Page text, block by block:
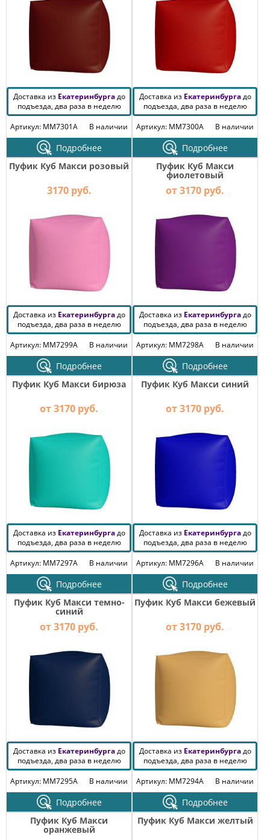
Доставка из Екатеринбургадо
подъезда, два раза в неделю
Артикул: MM7301A
В наличии
Подробнее
Доставка из Екатеринбургадо
подъезда, два раза в неделю
Артикул: MM7300A
В наличии
Подробнее
Пуфик Куб Макси розовый
3170 руб.
Доставка из Екатеринбургадо
подъезда, два раза в неделю
Артикул: MM7299A
В наличии
Подробнее
Пуфик Куб Макси
фиолетовый
от 3170 руб.
Доставка из Екатеринбургадо
подъезда, два раза в неделю
Артикул: MM7298A
В наличии
Подробнее
Пуфик Куб Макси бирюза
от 3170 руб.
Доставка из Екатеринбургадо
подъезда, два раза в неделю
Артикул: MM7297A
В наличии
Подробнее
Пуфик Куб Макси синий
от 3170 руб.
Доставка из Екатеринбургадо
подъезда, два раза в неделю
Артикул: MM7296A
В наличии
Подробнее
Пуфик Куб Макси темно-
синий
от 3170 руб.
Доставка из Екатеринбургадо
подъезда, два раза в неделю
Артикул: MM7295A
В наличии
Подробнее
Пуфик Куб Макси бежевый
от 3170 руб.
Доставка из Екатеринбургадо
подъезда, два раза в неделю
Артикул: MM7294A
В наличии
Подробнее
Пуфик Куб Макси
оранжевый
Пуфик Куб Макси желтый